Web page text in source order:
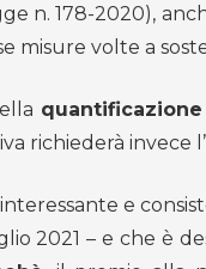
n. 178-2020),
misure volte a
richiederà
e
2021 – e che è